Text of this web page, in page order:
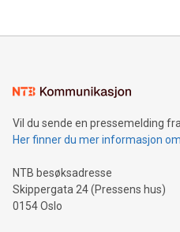
Vil du sende en pressemelding
Her finner du mer informasjon
NTB besøksadresse
Skippergata 24 (Pressens hus)
0154 Oslo